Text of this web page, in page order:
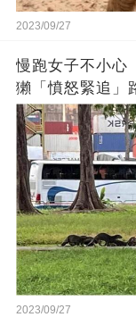
2023/09/27
慢跑女子不小心
獺「憤怒緊追」
2023/09/27